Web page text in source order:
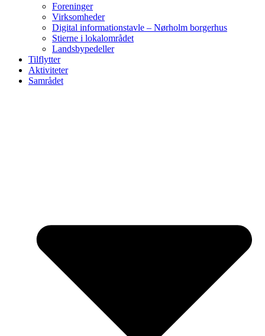
Foreninger
Virksomheder
Digital informationstavle – Nørholm borgerhus
Stierne i lokalområdet
Landsbypedeller
Tilflytter
Aktiviteter
Samrådet